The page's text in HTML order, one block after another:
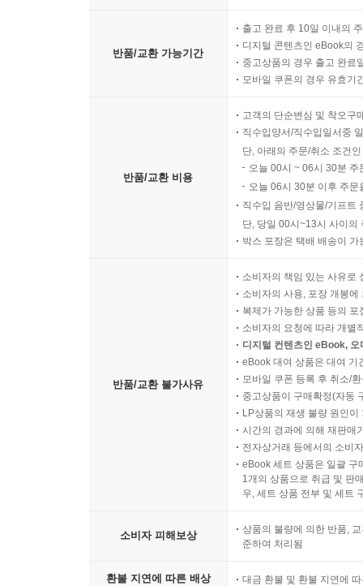
반품/교환 가능기간
출고 완료 후 10일 이내의
디지털 콘텐츠인 eBook의
중고상품의 경우 출고 완료
모바일 쿠폰의 경우 유효기
반품/교환 비용
고객의 단순변심 및 착오구
직수입양서/직수입일서중
단, 아래의 주문/취소 조건
오늘 00시 ~ 06시 30분
오늘 06시 30분 이후 주
직수입 음반/영상물/기프트
단, 당일 00시~13시 사이의
박스 포장은 택배 배송이
반품/교환 불가사유
소비자의 책임 있는 사유로
소비자의 사용, 포장 개봉
복제가 가능한 상품 등의
소비자의 요청에 따라 개별
디지털 컨텐츠인 eBook,
eBook 대여 상품은 대여 기
모바일 쿠폰 등록 후 취소/
중고상품이 구매확정(자동
LP상품의 재생 불량 원인
시간의 경과에 의해 재판매
전자상거래 등에서의 소비
eBook 세트 상품은 일괄 구
1개의 상품으로 취급 및 판
우, 세트 상품 전부 및 세트
소비자 피해보상
상품의 불량에 의한 반품,
준하여 처리됨
환불 지연에 따른 배상 대금 환불 및 환불 지연에